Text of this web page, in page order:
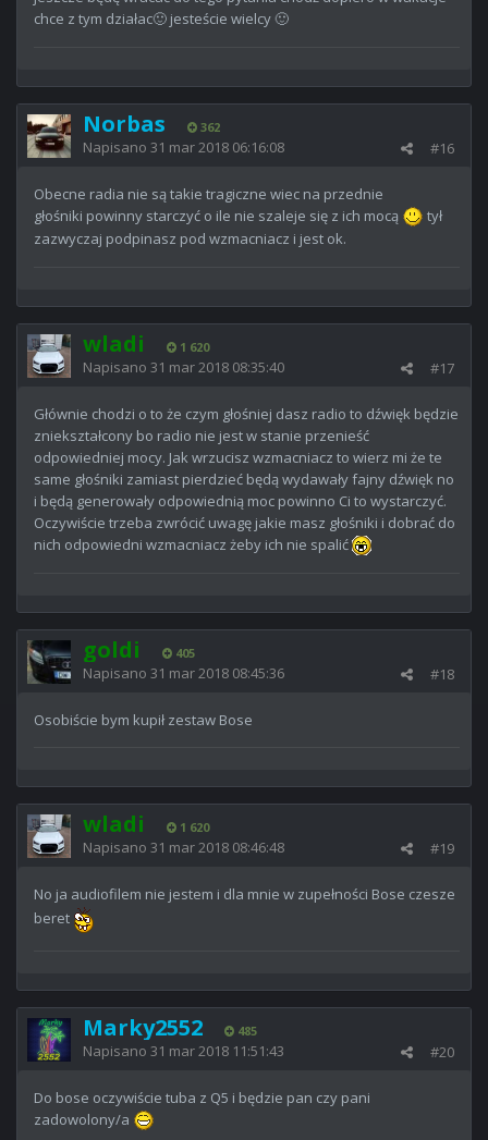
chce z tym działac🙂 jesteście wielcy 🙂
Norbas 362
#16
Napisano 31 mar 2018 06:16:08
Obecne radia nie są takie tragiczne wiec na przednie
głośniki powinny starczyć o ile nie szaleje się z ich mocą
tył
zazwyczaj podpinasz pod wzmacniacz i jest ok.
wladi 1 620
#17
Napisano 31 mar 2018 08:35:40
Głównie chodzi o to że czym głośniej dasz radio to dźwięk będzie
zniekształcony bo radio nie jest w stanie przenieść
odpowiedniej mocy. Jak wrzucisz wzmacniacz to wierz mi że te
same głośniki zamiast pierdzieć będą wydawały fajny dźwięk no
i będą generowały odpowiednią moc powinno Ci to wystarczyć.
Oczywiście trzeba zwrócić uwagę jakie masz głośniki i dobrać do
nich odpowiedni wzmacniacz żeby ich nie spalić
goldi 405
#18
Napisano 31 mar 2018 08:45:36
Osobiście bym kupił zestaw Bose
wladi 1 620
#19
Napisano 31 mar 2018 08:46:48
No ja audiofilem nie jestem i dla mnie w zupełności Bose czesze
beret
Marky2552 485
#20
Napisano 31 mar 2018 11:51:43
Do bose oczywiście tuba z Q5 i będzie pan czy pani
zadowolony/a